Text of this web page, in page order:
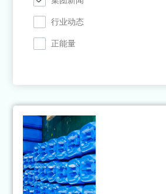
行业动态
正能量